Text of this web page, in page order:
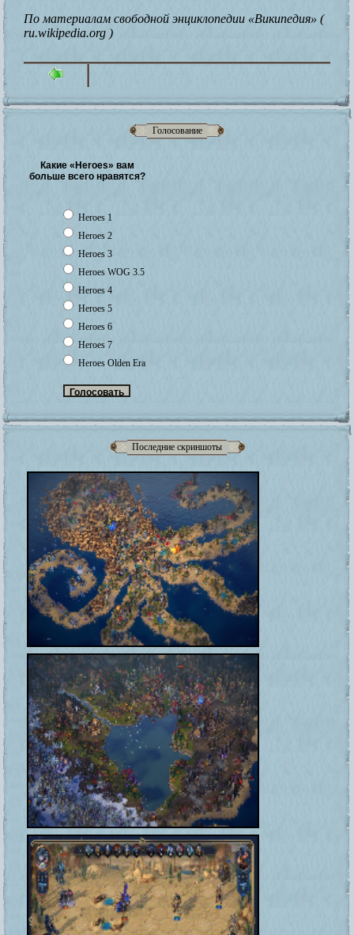
Голосование
Какие «Heroes» вам
больше всего нравятся?
Heroes 1
Heroes 2
Heroes 3
Heroes WOG 3.5
Heroes 4
Heroes 5
Heroes 6
Heroes 7
Heroes Olden Era
Последние скриншоты
По материалам свободной энциклопедии «Википедия» (
ru.wikipedia.org )